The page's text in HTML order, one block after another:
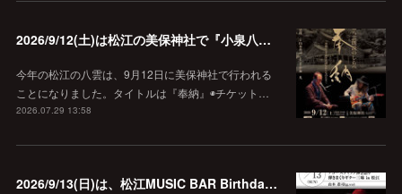
2026/9/12(土)は松江の美保神社で『小泉八雲朗読のしらべ』
今年の松江の八雲は、9月12日に美保神社で行われる
ことになりました。タイトルは『奉納』◉チケット…
2026.07.29 13:58
2026/9/13(日)は、松江MUSIC BAR Birthdayでアコースティック弾き語り弾きまくりギター三昧♪